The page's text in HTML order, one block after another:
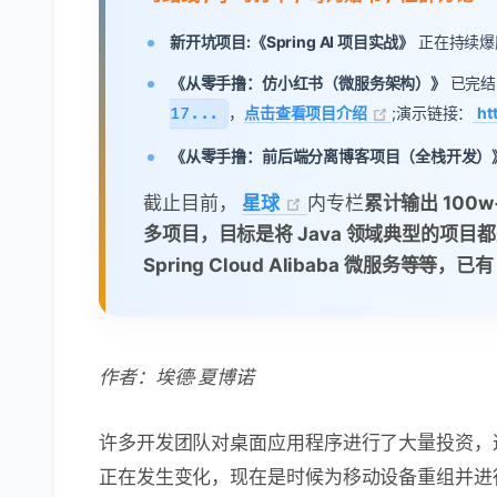
新开坑项目:《Spring AI 项目实战》 正在持续
《从零手撸：仿小红书（微服务架构）》 已完
17... ， 点击查看项目介绍 ;演示链接：
《从零手撸：前后端分离博客项目（全栈开发）
截止目前， 星球 内专栏累计输出
多项目，目标是将 Java 领域典型的项目
Spring Cloud Alibaba 微服务等等，已
作者：埃德·夏博诺
许多开发团队对桌面应用程序进行了大量投资
正在发生变化，现在是时候为移动设备重组并